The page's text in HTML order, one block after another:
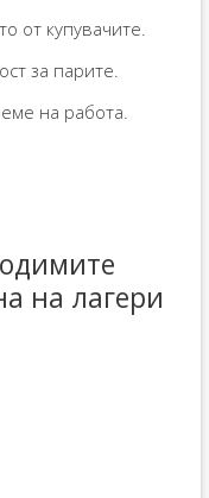
от купувачите.
за парите.
на работа.
на лагери